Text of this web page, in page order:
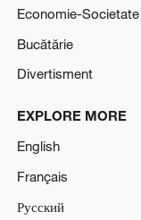
Economie-Societate
Bucătărie
Divertisment
EXPLORE MORE
English
Français
Русский